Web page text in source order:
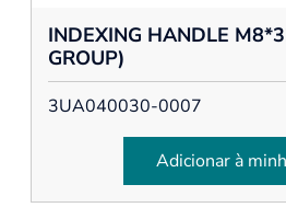
INDEXING HANDLE
GROUP)
3UA040030-0007
Adicionar à